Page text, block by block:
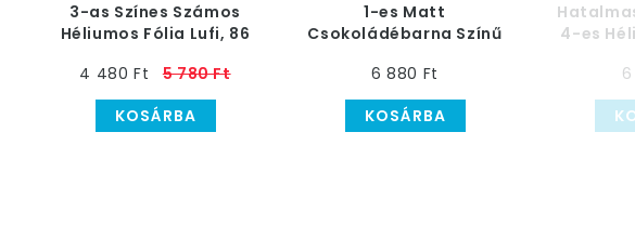
3-as Színes Számos
Héliumos Fólia Lufi, 86
4 480 Ft
5 780 Ft
KOSÁRBA
1-es Matt
Csokoládébarna Színű
Fólia Lufi, 86 cm
6 880 Ft
KOSÁRBA
4-es